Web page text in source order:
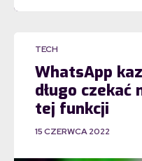
TECH
WhatsApp
długo czekać
tej funkcji
15 CZERWCA 2022